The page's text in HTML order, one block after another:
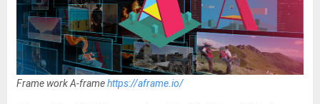
Frame work A-framehttps://aframe.io/